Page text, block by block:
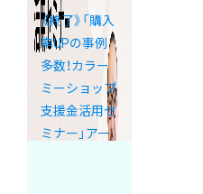
《終了》「購入
率UPの事例
多数！カラー
ミーショップ
支援金活用セ
ミナー」アー